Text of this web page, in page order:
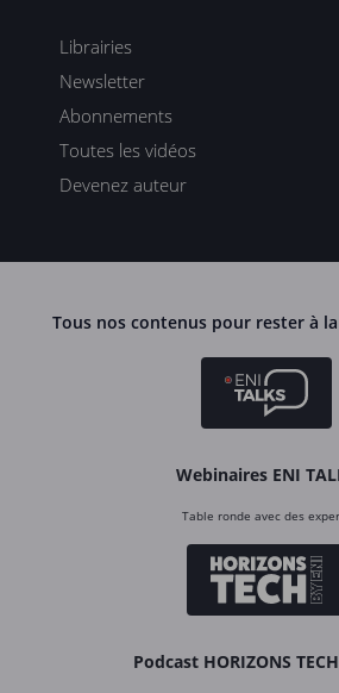
Librairies
Newsletter
Abonnements
Toutes les vidéos
Devenez auteur
Tous nos contenus pour rester à
Webinaires ENI
Table ronde avec des
Podcast HORIZONS